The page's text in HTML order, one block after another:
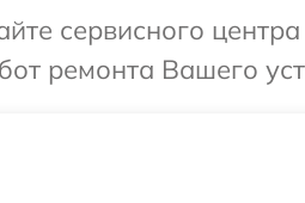
сервисного
ремонта Вашего